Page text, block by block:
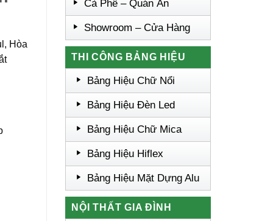
Hòa
Cà Phê – Quán Ăn
Showroom – Cửa Hàng
THI CÔNG BẢNG HIỆU
Bảng Hiệu Chữ Nổi
Bảng Hiệu Đèn Led
Bảng Hiệu Chữ Mica
Bảng Hiệu Hiflex
Bảng Hiệu Mặt Dựng Alu
NỘI THẤT GIA ĐÌNH